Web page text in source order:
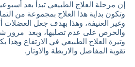
إن مرحلة العلاج الطبيعي تبدأ بعد
وتكون بداية هذا العلاج بمجموعة من
وغير العنيفة، وهذا بهدف جعل العضلات
والحرص على عدم تصلبها، وبعد مرور
وتيرة العلاج الطبيعي في الارتفاع
تقوية المفاصل والاربطة والاوتار.